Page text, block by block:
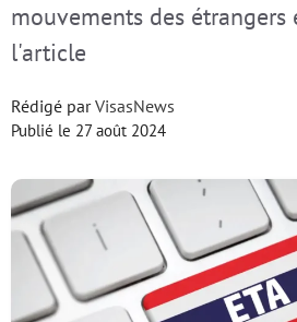
mouvements des étrangers
l'article
Rédigé parVisasNews
Publié le 27 août 2024